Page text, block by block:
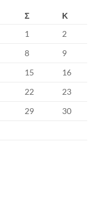
Σ
Κ
1
2
8
9
15
16
22
23
29
30